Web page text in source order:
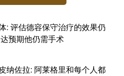
: 评估德容保守治疗的效果仍
预期他仍需手术
纳佐拉: 阿莱格里和每个人都